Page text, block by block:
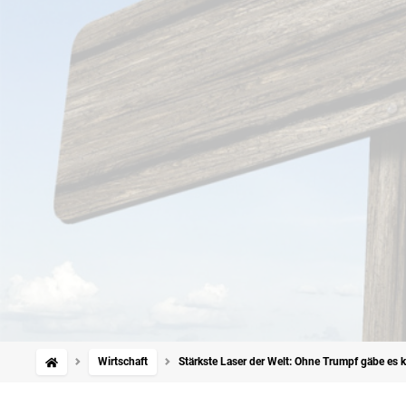
Wirtschaft Stärkste Laser der Welt: Ohne Trumpf gäbe